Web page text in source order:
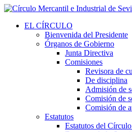
EL CÍRCULO
Bienvenida del Presidente
Órganos de Gobierno
Junta Directiva
Comisiones
Revisora de
De disciplina
Admisión de
Comisión de
Comisión de
Estatutos
Estatutos del